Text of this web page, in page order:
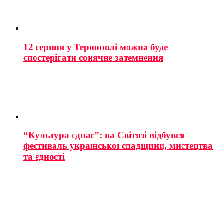
12 серпня у Тернополі можна буде
спостерігати сонячне затемнення
“Культура єднає”: на Світязі відбувся
фестиваль української спадщини, мистецтва
та єдності